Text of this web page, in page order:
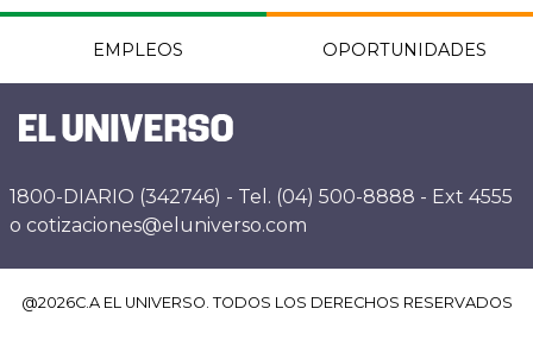
EMPLEOS OPORTUNIDADES
1800-DIARIO (342746) - Tel. (04) 500-8888 - Ext 4555
o cotizaciones@eluniverso.com
@2026C.A EL UNIVERSO. TODOS LOS DERECHOS RESERVADOS